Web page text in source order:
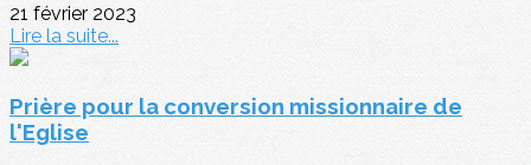
21 février 2023
Lire la suite...
Prière pour la conversion missionnaire de
l'Eglise